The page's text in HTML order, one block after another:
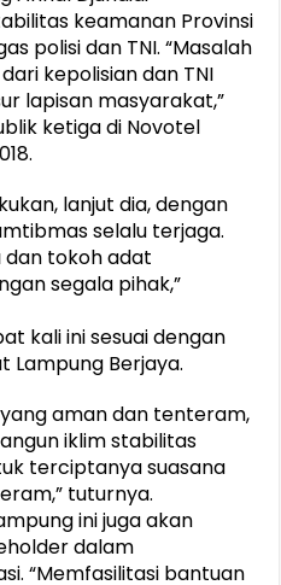
keamanan Provinsi
polisi dan TNI. “Masalah
kepolisian dan TNI
lapisan masyarakat,”
ketiga di Novotel
lanjut dia, dengan
selalu terjaga.
dan tokoh adat
segala pihak,”
kali ini sesuai dengan
Berjaya.
aman dan tenteram,
iklim stabilitas
terciptanya suasana
tuturnya.
ini juga akan
dalam
“Memfasilitasi bantuan